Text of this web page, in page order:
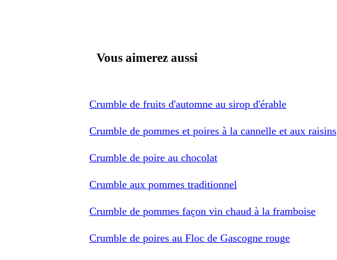
Vous aimerez aussi
Crumble de fruits d'automne au sirop d'érable
Crumble de pommes et poires à la cannelle et aux raisins
Crumble de poire au chocolat
Crumble aux pommes traditionnel
Crumble de pommes façon vin chaud à la framboise
Crumble de poires au Floc de Gascogne rouge